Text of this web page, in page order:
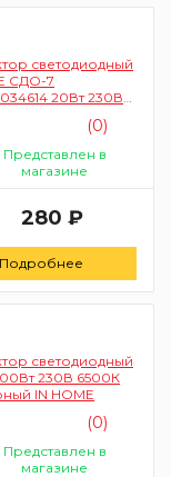
светодиодный
СДО-7
20Вт 230В
(0)
Представлен в
магазине
280 ₽
Подробнее
светодиодный
230В 6500К
IN HOME
(0)
Представлен в
магазине